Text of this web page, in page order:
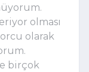
olması
olarak
birçok